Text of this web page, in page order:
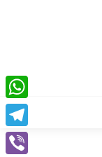
WhatsApp
Telegram